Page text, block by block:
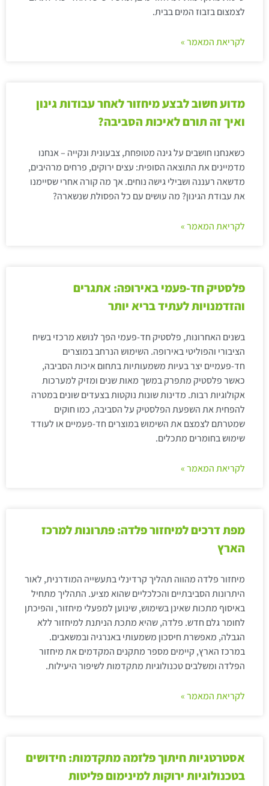
לצמצום בזבוז המים בבית.
לקריאת המאמר »
מדוע חשוב לבצע מיחזור לאחר עבודות גינון
ואיך זה תורם לאיכות הסביבה?
כשאנחנו חושבים על גינה מטופחת, צבעונית ונקייה – אנחנו
מדמיינים את התוצאה הסופית: עצים ירוקים, פרחים מרהיבים,
מדשאה רעננה ושבילי גישה נוחים. אך מה קורה אחרי שסיימנו
את עבודת הגינון? מה עושים עם כל הפסולת שנשארה?
לקריאת המאמר »
פלסטיק חד-פעמי באירופה: אתגרים
והזדמנויות לעתיד בריא יותר
בשנים האחרונות, פלסטיק חד-פעמי הפך לנושא מרכזי בשיח
הציבורי והפוליטי באירופה. השימוש הנרחב במוצרים
חד-פעמיים יצר בעיות משמעותיות בתחום איכות הסביבה,
כאשר פלסטיק מתפרק במשך מאות שנים ומזיק למערכות
אקולוגיות רבות. מדינות שונות נוקטות בצעדים שונים במטרה
להפחית את השפעת הפלסטיק על הסביבה, כמו חוקים
שמטרתם לצמצם את השימוש במוצרים חד-פעמיים או לעודד
שימוש בחומרים מתכלים.
לקריאת המאמר »
מפת דרכים למיחזור פלדה: פתרונות למרכז
הארץ
מיחזור פלדה מהווה תהליך קרדינלי בתעשייה המודרנית, לאור
היתרונות הסביבתיים והכלכליים שהוא מציע. התהליך מתחיל
באיסוף מתכות שאינן בשימוש, שינוען למפעלי מיחזור, והפיכתן
לחומר גלם חדש. פלדה, שהיא מתכת הניתנת למיחזור ללא
הגבלה, מאפשרת חיסכון משמעותי באנרגיה ובמשאבים.
במרכז הארץ, קיימים מספר מתקנים המקדמים את מיחזור
הפלדה ומשלבים טכנולוגיות מתקדמות לשיפור היעילות.
לקריאת המאמר »
אסטרטגיות חיתוך פלזמה מתקדמות: חידושים
בטכנולוגיות ירוקות למינימום פליטות